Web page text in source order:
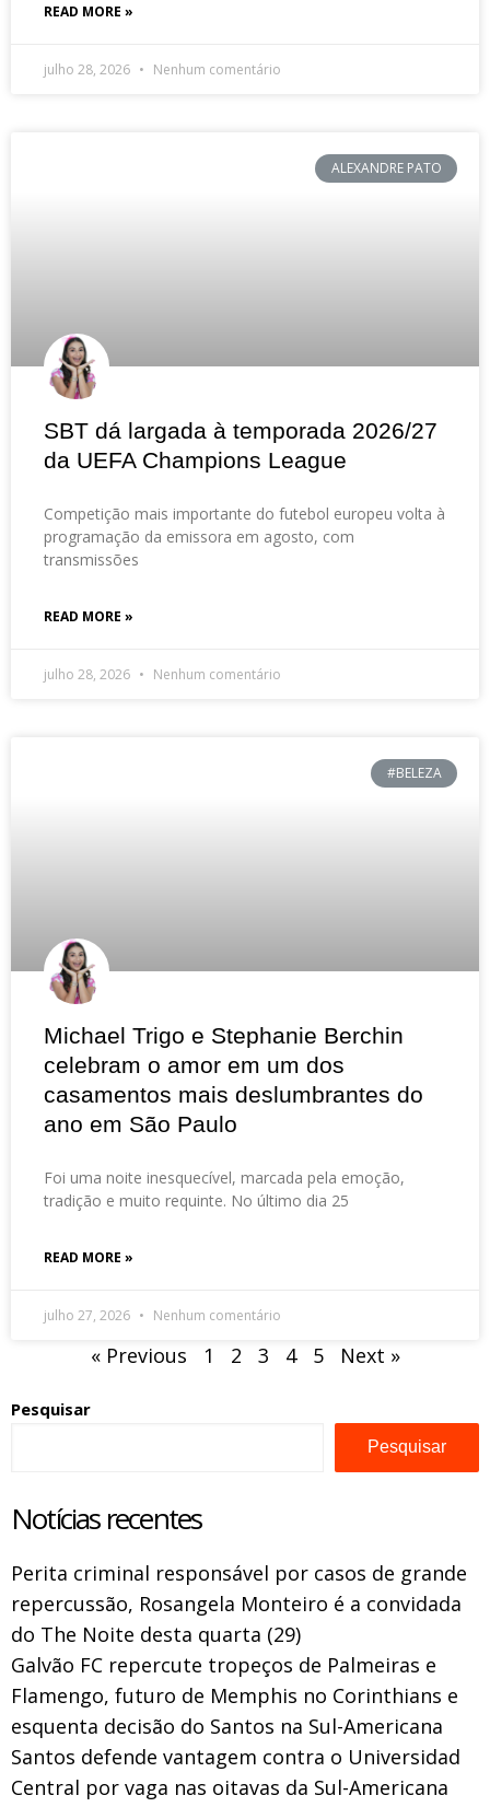
READ MORE »
julho 28, 2026 Nenhum comentário
ALEXANDRE PATO
SBT dá largada à temporada 2026/27
da UEFA Champions League
Competição mais importante do futebol europeu volta à
programação da emissora em agosto, com
transmissões
READ MORE »
julho 28, 2026 Nenhum comentário
#BELEZA
Michael Trigo e Stephanie Berchin
celebram o amor em um dos
casamentos mais deslumbrantes do
ano em São Paulo
Foi uma noite inesquecível, marcada pela emoção,
tradição e muito requinte. No último dia 25
READ MORE »
julho 27, 2026 Nenhum comentário
« Previous 1 2 3 4 5 Next »
Pesquisar
Pesquisar
Notícias recentes
Perita criminal responsável por casos de grande
repercussão, Rosangela Monteiro é a convidada
do The Noite desta quarta (29)
Galvão FC repercute tropeços de Palmeiras e
Flamengo, futuro de Memphis no Corinthians e
esquenta decisão do Santos na Sul-Americana
Santos defende vantagem contra o Universidad
Central por vaga nas oitavas da Sul-Americana